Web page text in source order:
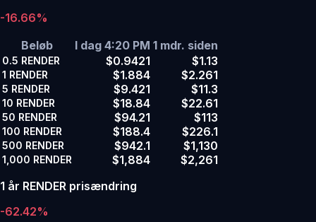
-16.66%
Beløb
I dag 4:20 PM 1 mdr. siden
0.5 RENDER $0.9421 $1.13
1 RENDER $1.884 $2.261
5 RENDER $9.421 $11.3
10 RENDER $18.84 $22.61
50 RENDER $94.21 $113
100 RENDER $188.4 $226.1
500 RENDER $942.1 $1,130
1,000 RENDER $1,884
$2,261
1 år RENDER prisændring
-62.42%